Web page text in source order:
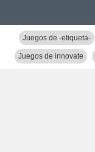
Juegos de -etiqueta-
Juegos de innovate